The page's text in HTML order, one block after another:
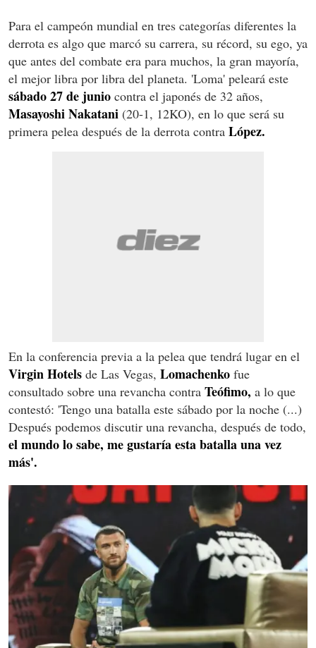
Para el campeón mundial en tres categorías diferentes la
derrota es algo que marcó su carrera, su récord, su ego, ya
que antes del combate era para muchos, la gran mayoría,
el mejor libra por libra del planeta. 'Loma' peleará este
sábado 27 de junio contra el japonés de 32 años,
Masayoshi Nakatani (20-1, 12KO), en lo que será su
primera pelea después de la derrota contra López.
En la conferencia previa a la pelea que tendrá lugar en el
Virgin Hotels de Las Vegas, Lomachenko fue
consultado sobre una revancha contra Teófimo, a lo que
contestó: 'Tengo una batalla este sábado por la noche (...)
Después podemos discutir una revancha, después de todo,
el mundo lo sabe, me gustaría esta batalla una vez
más'.